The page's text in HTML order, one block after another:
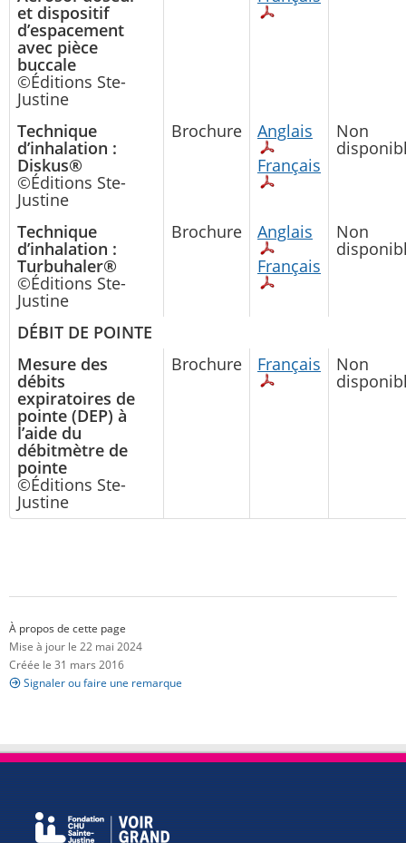
et dispositif
d’espacement
avec pièce
buccale
©Éditions Ste-
Justine
Technique
d’inhalation :
Diskus®
©Éditions Ste-
Justine
Brochure
Anglais
Français
Non
Technique
d’inhalation :
Turbuhaler®
©Éditions Ste-
Justine
Brochure
Anglais
Français
Non
DÉBIT DE POINTE
Mesure des
débits
expiratoires de
pointe (DEP) à
l’aide du
débitmètre de
pointe
©Éditions Ste-
Justine
Brochure Français Non
À propos de cette page
Mise à jour le 22 mai 2024
Créée le 31 mars 2016
Signaler ou faire une remarque